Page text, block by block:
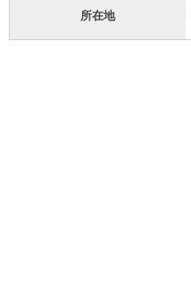
所在地